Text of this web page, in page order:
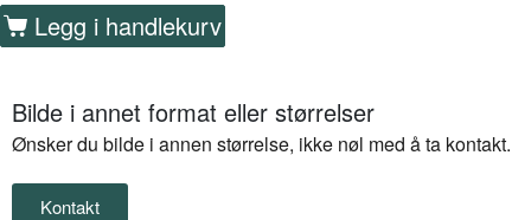
Legg i handlekurv
Bilde i annet format eller størrelser
Ønsker du bilde i annen størrelse, ikke nøl med å ta kontakt.
Kontakt